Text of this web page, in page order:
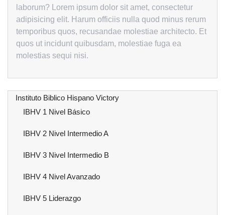
laborum? Lorem ipsum dolor sit amet, consectetur
adipisicing elit. Harum officiis nulla quod minus rerum
temporibus quos, recusandae molestiae architecto. Et
quos ut incidunt quibusdam, molestiae fuga ea
molestias sequi nisi.
Instituto Biblico Hispano Victory
IBHV 1 Nivel Básico
IBHV 2 Nivel Intermedio A
IBHV 3 Nivel Intermedio B
IBHV 4 Nivel Avanzado
IBHV 5 Liderazgo